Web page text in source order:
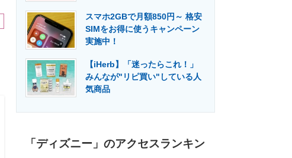
スマホ2GBで月額850円～ 格安
SIMをお得に使うキャンペーン
実施中！
【iHerb】「迷ったらこれ！」
みんなが"リピ買い"している人
気商品
「ディズニー」のアクセスランキン